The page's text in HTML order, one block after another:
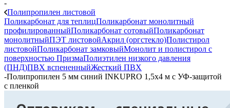
-
Полипропилен листовой
Поликарбонат для теплицПоликарбонат монолитный
профилированныйПоликарбонат сотовыйПоликарбонат
монолитныйПЭТ листовойАкрил (оргстекло)Полистирол
листовойПоликарбонат замковыйМонолит и полистирол с
поверхностью ПризмаПолиэтилен низкого давления
(ПНД)ПВХ вспененныйЖесткий ПВХ
-Полипропилен 5 мм синий INKUPRO 1,5х4 м с УФ-защитой
с пленкой